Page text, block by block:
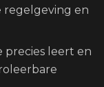
regelgeving en
precies leert en